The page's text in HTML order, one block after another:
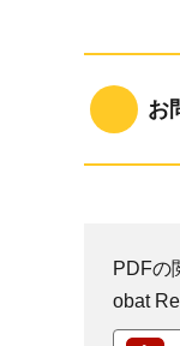
お
PDFの
obat